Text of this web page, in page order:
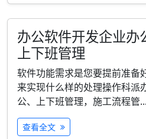
办公软件开发企业办
上下班管理
软件功能需求是您要提前准备
来实现什么样的处理操作科派
公、上下班管理，施工流程管
查看全文